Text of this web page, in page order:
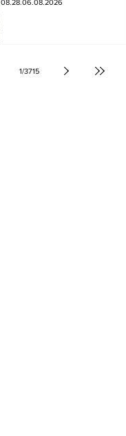
կռիվ ենք տալու»
08.28.06.08.2026
1/3715